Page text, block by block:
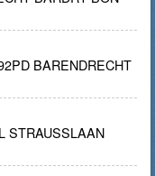
BARENDRECHT
STRAUSSLAAN